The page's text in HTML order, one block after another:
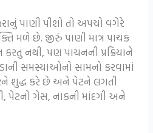
પાણી પીશો તો અપચો વગેરે
મળે છે. જીરું પાણી માત્ર પાચક
કરતું નથી, પણ પાચનની પ્રક્રિયાને
સમસ્યાઓનો સામનો કરવામાં
શુદ્ધ કરે છે અને પેટને લગતી
પેટનો ગેસ, નાકની માંદગી અને